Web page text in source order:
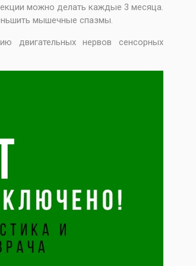
можно делать каждые 3 месяца.
мышечные спазмы.
двигательных нервов сенсорных